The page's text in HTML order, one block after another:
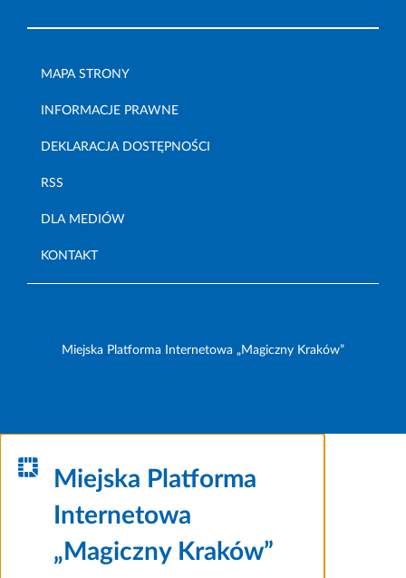
MAPA STRONY
INFORMACJE PRAWNE
DEKLARACJA DOSTĘPNOŚCI
RSS
DLA MEDIÓW
KONTAKT
Miejska Platforma Internetowa „Magiczny Kraków”
Miejska Platforma
Internetowa
„Magiczny Kraków”